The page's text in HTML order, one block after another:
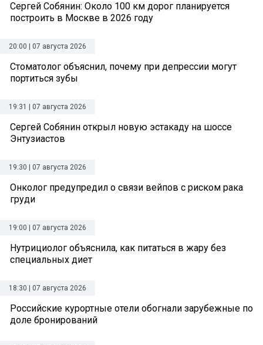
Сергей Собянин: Около 100 км дорог планируется
построить в Москве в 2026 году
20:00 | 07 августа 2026
Стоматолог объяснил, почему при депрессии могут
портиться зубы
19:31 | 07 августа 2026
Сергей Собянин открыл новую эстакаду на шоссе
Энтузиастов
19:30 | 07 августа 2026
Онколог предупредил о связи вейпов с риском рака
груди
19:00 | 07 августа 2026
Нутрициолог объяснила, как питаться в жару без
специальных диет
18:30 | 07 августа 2026
Российские курортные отели обогнали зарубежные по
доле бронирований